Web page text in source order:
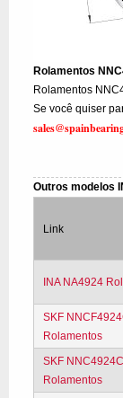
Rolamentos
Rolamentos
Se você quiser
Outros modelos
Link
INA NA4924
SKF
Rolamentos
SKF
Rolamentos